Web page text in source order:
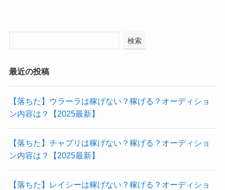
検索
最近の投稿
【落ちた】ウラーラは稼げない？稼げる？オーディショ
ン内容は？【2025最新】
【落ちた】チャプリは稼げない？稼げる？オーディショ
ン内容は？【2025最新】
【落ちた】レイシーは稼げない？稼げる？オーディショ